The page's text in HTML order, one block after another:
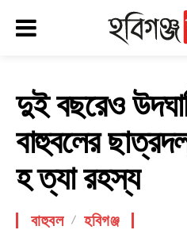
দুই বছরেও
বাহুবলের
হ ত্যা রহস্য
বাহুবল
হবিগঞ্জ